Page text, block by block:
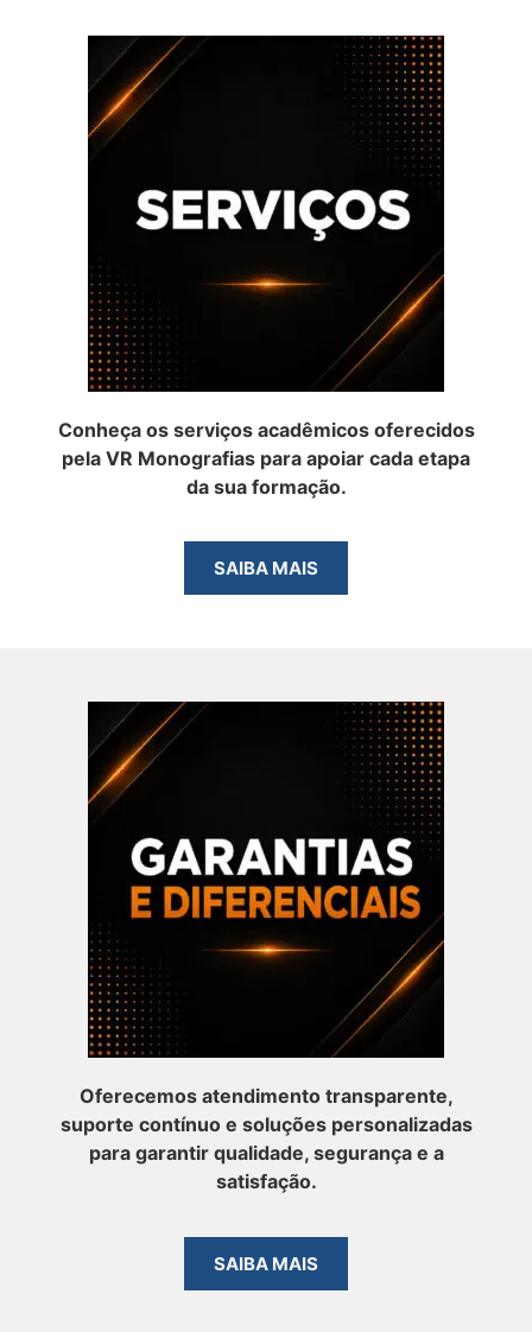
Conheça os serviços acadêmicos oferecidos
pela VR Monografias para apoiar cada etapa
da sua formação.
SAIBA MAIS
Oferecemos atendimento transparente,
suporte contínuo e soluções personalizadas
para garantir qualidade, segurança e a
satisfação.
SAIBA MAIS